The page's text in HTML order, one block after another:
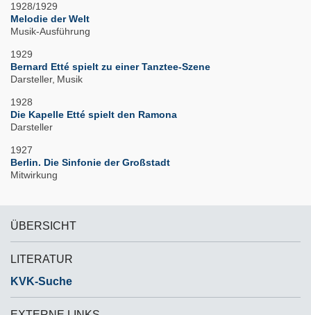
1928/1929
Melodie der Welt
Musik-Ausführung
1929
Bernard Etté spielt zu einer Tanztee-Szene
Darsteller Musik
1928
Die Kapelle Etté spielt den Ramona
Darsteller
1927
Berlin. Die Sinfonie der Großstadt
Mitwirkung
ÜBERSICHT
LITERATUR
KVK-Suche